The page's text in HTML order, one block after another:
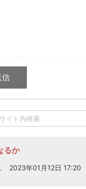
信
るか
2023年01月12日 17:20